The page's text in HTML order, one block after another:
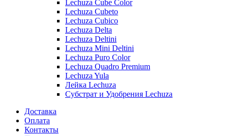
Lechuza Cube Color
Lechuza Cubeto
Lechuza Cubico
Lechuza Delta
Lechuza Deltini
Lechuza Mini Deltini
Lechuza Puro Color
Lechuza Quadro Premium
Lechuza Yula
Лейка Lechuza
Субстрат и Удобрения Lechuza
Доставка
Оплата
Контакты